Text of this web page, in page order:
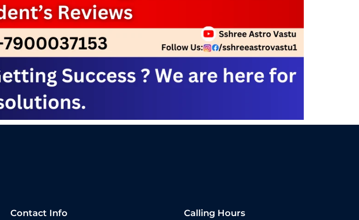
Contact Info Calling Hours